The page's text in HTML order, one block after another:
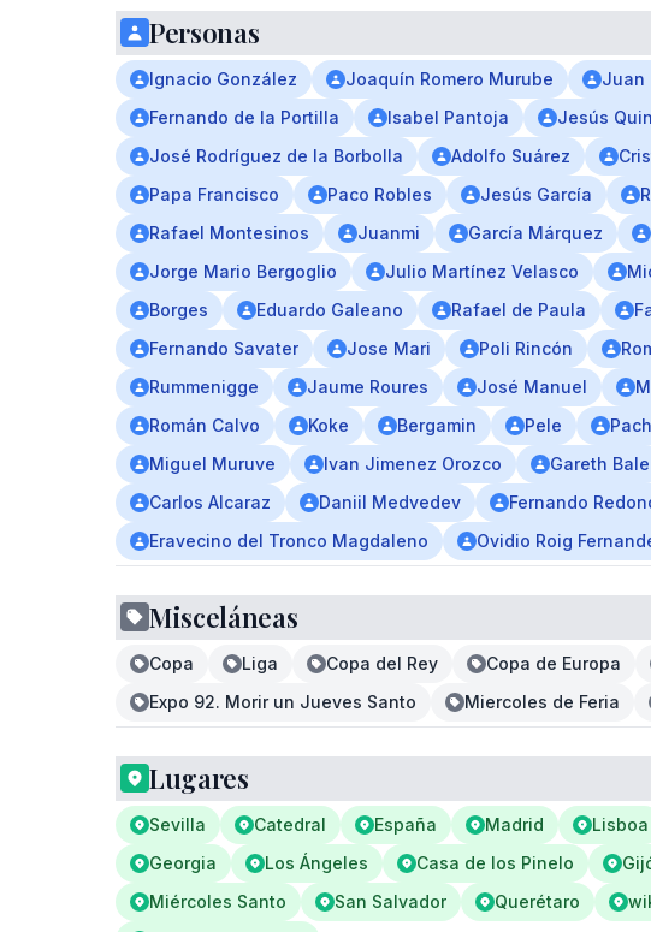
Personas
Ignacio González Joaquín Romero Murube Juan
Fernando de la Portilla
Isabel Pantoja Jesús
José Rodríguez de la Borbolla
Adolfo Suárez
Papa Francisco
Paco Robles Jesús García
Rafael Montesinos
Juanmi García Márquez
Jorge Mario Bergoglio
Julio Martínez Velasco
Borges
Eduardo Galeano Rafael de Paula
Fernando Savater
Jose Mari Poli Rincón
Rummenigge
Jaume Roures José Manuel
Román Calvo
Koke Bergamin Pele
Miguel Muruve
Ivan Jimenez Orozco Gareth Bale
Carlos Alcaraz
Daniil Medvedev Fernando
Eravecino del Tronco Magdaleno
Ovidio Roig
Misceláneas
Copa Liga Copa del Rey Copa de Europa
Expo 92. Morir un Jueves Santo
Miercoles de Feria
Lugares
Sevilla Catedral España Madrid Lisboa
Georgia
Los Ángeles Casa de los Pinelo
Miércoles Santo
San Salvador Querétaro